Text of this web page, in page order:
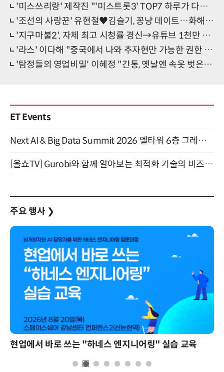
'미스쓰리랑' 제작진 "'미스트롯3' TOP7 하루가 다르게 성장"
'조선의 사랑꾼' 유현철♥김슬기, 꽁냥 데이트…화해 후 혼인신고
'지구마불2', 자체 최고 시청률 경신→유튜브 1천만 뷰 돌파까지
'라스' 이다해 "중국에서 나와 추자현만 가능한 권한 있어"
'탐정들의 영업비밀' 이혜정 "간통, 옛날엔 속옷 벗은 거 봤냐고…"
ET Events
Next AI & Big Data Summit 2026 엘타워 6층 그레이스홀 개최 (9/18)
[올쇼TV] Gurobi와 함께 알아보는 최적화 기술의 비즈니스 활용 (8월 20일 생방송)
주요 행사 ❯
현업에서 바로 쓰는 "하네스 엔지니어링" 실습 교육